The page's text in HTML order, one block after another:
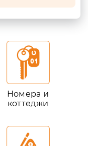
Номера и
коттеджи